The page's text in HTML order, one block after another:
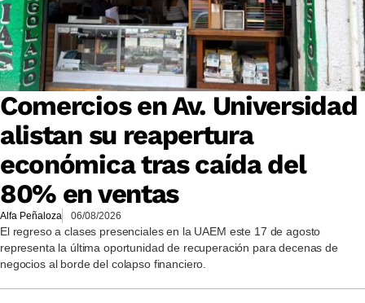
Comercios en Av. Universidad
alistan su reapertura
económica tras caída del
80% en ventas
Alfa Peñaloza 06/08/2026
El regreso a clases presenciales en la UAEM este 17 de agosto
representa la última oportunidad de recuperación para decenas de
negocios al borde del colapso financiero.